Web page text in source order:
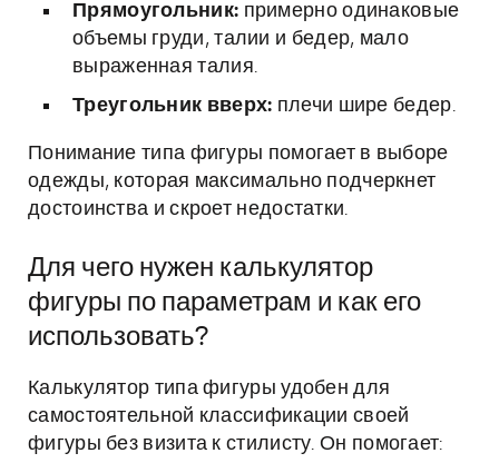
Прямоугольник: примерно одинаковые
объемы груди, талии и бедер, мало
выраженная талия.
Треугольник вверх: плечи шире бедер.
Понимание типа фигуры помогает в выборе
одежды, которая максимально подчеркнет
достоинства и скроет недостатки.
Для чего нужен калькулятор
фигуры по параметрам и как его
использовать?
Калькулятор типа фигуры удобен для
самостоятельной классификации своей
фигуры без визита к стилисту. Он помогает: